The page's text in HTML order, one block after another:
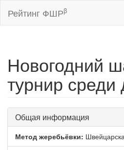
Рейтинг ФШРβ
Новогодний
турнир среди
Общая информация
Метод жеребьёвки: